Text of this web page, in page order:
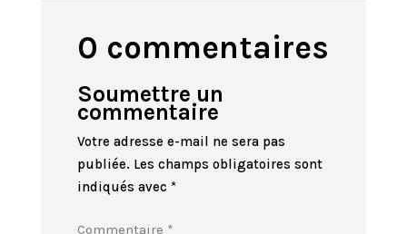
0 commentaires
Soumettre un
commentaire
Votre adresse e-mail ne sera pas
publiée. Les champs obligatoires sont
indiqués avec *